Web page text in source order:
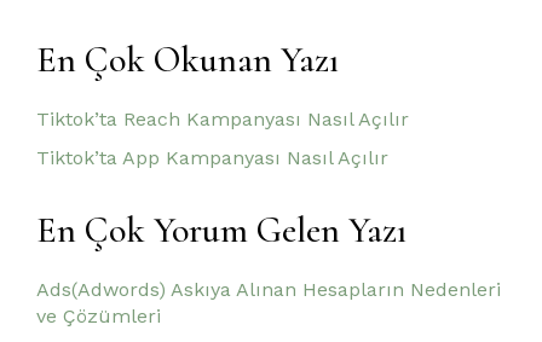
En Çok Okunan Yazı
Tiktok’ta Reach Kampanyası Nasıl Açılır
Tiktok’ta App Kampanyası Nasıl Açılır
En Çok Yorum Gelen Yazı
Ads(Adwords) Askıya Alınan Hesapların Nedenleri
ve Çözümleri